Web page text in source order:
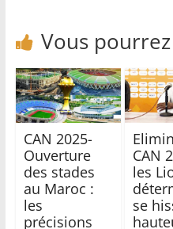
Vous
CAN 2025-
Ouverture
des stades
au Maroc :
les
précisions
CAN
les
se